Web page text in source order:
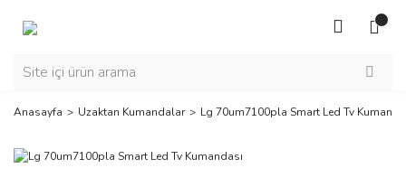
Anasayfa Uzaktan Kumandalar Lg 70um7100pla Smart Led Tv